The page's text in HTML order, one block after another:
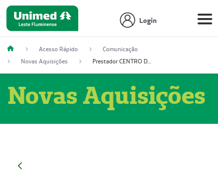
Login
Acesso Rápido
Comunicação
Novas Aquisições
Prestador CENTRO DE ONCOLOGIA
Novas Aquisições